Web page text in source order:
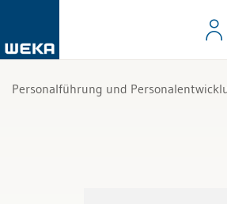
Personalführung und